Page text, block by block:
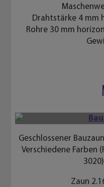
Drahtstärke 4 mm
Rohre 30 mm
Geschlossener
Verschiedene Farben
Zaun